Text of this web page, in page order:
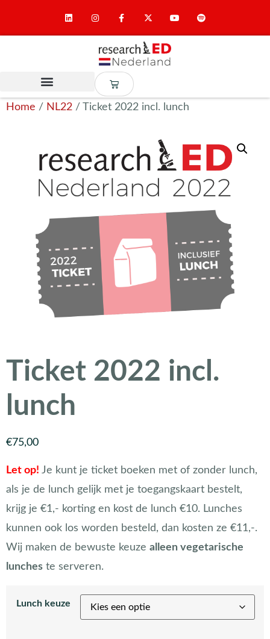
Home / NL22 / Ticket 2022 incl. lunch
Ticket 2022 incl.
lunch
€75,00
Let op! Je kunt je ticket boeken met of zonder lunch,
als je de lunch gelijk met je toegangskaart bestelt,
krijg je €1,- korting en kost de lunch €10. Lunches
kunnen ook los worden besteld, dan kosten ze €11,-.
Wij maken de bewuste keuze alleen vegetarische
lunches te serveren.
Lunch keuze